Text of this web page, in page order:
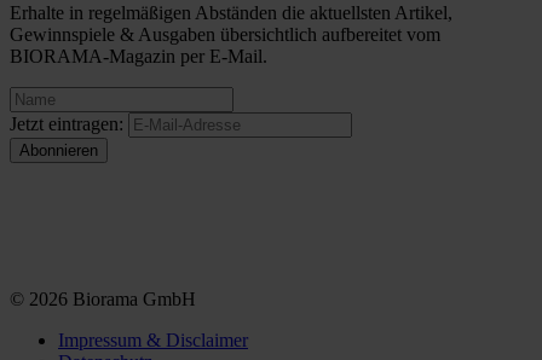
Erhalte in regelmäßigen Abständen die aktuellsten Artikel,
Gewinnspiele & Ausgaben übersichtlich aufbereitet vom
BIORAMA-Magazin per E-Mail.
Jetzt eintragen:
© 2026 Biorama GmbH
Impressum & Disclaimer